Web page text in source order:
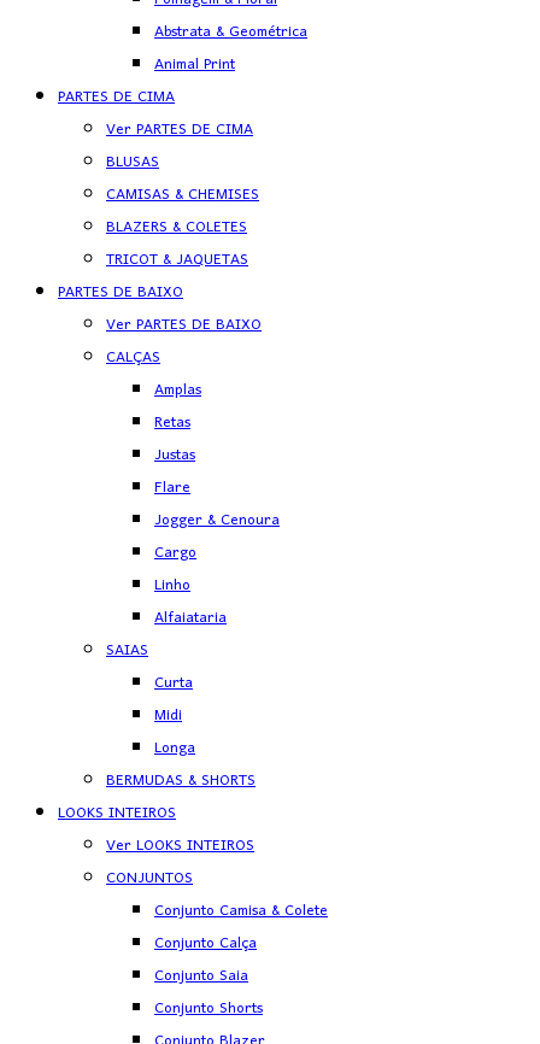
Abstrata & Geométrica
Animal Print
PARTES DE CIMA
Ver PARTES DE CIMA
BLUSAS
CAMISAS & CHEMISES
BLAZERS & COLETES
TRICOT & JAQUETAS
PARTES DE BAIXO
Ver PARTES DE BAIXO
CALÇAS
Amplas
Retas
Justas
Flare
Jogger & Cenoura
Cargo
Linho
Alfaiataria
SAIAS
Curta
Midi
Longa
BERMUDAS & SHORTS
LOOKS INTEIROS
Ver LOOKS INTEIROS
CONJUNTOS
Conjunto Camisa & Colete
Conjunto Calça
Conjunto Saia
Conjunto Shorts